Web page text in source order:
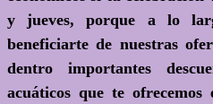
y jueves, porque a lo
beneficiarte de nuestras
dentro importantes
acuáticos que te ofrecemos